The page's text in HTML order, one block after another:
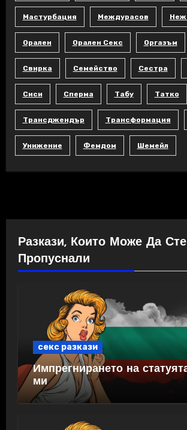
Мастурбация Междурасов
Орален Орален Секс Оргазъм
Свирка Семейство Сестра
Сиси Сперма Табу Татко
Трансджендър Трансформация
Унижение Фемдом Шемейл
Разкази, Които Може Да Сте
Пропуснали
секс разкази
Импрегнирането на
ми